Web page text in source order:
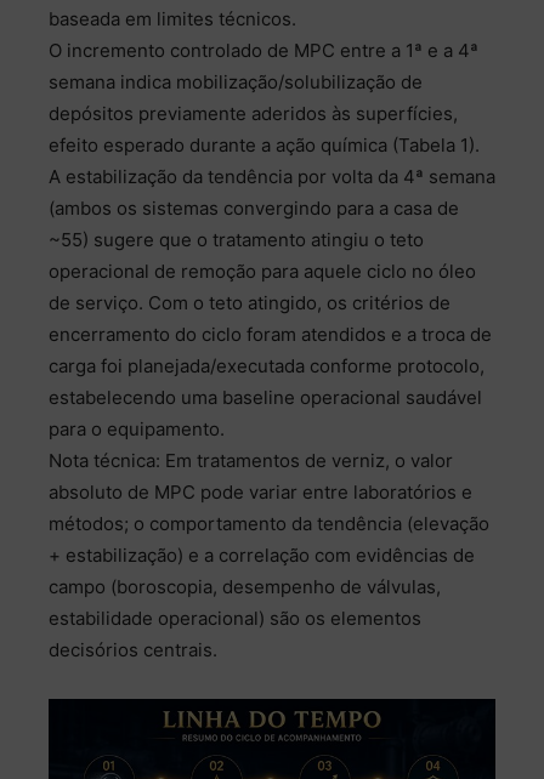
baseada em limites técnicos.
O incremento controlado de MPC entre a 1ª e a 4ª
semana indica mobilização/solubilização de
depósitos previamente aderidos às superfícies,
efeito esperado durante a ação química (Tabela 1).
A estabilização da tendência por volta da 4ª semana
(ambos os sistemas convergindo para a casa de
~55) sugere que o tratamento atingiu o teto
operacional de remoção para aquele ciclo no óleo
de serviço. Com o teto atingido, os critérios de
encerramento do ciclo foram atendidos e a troca de
carga foi planejada/executada conforme protocolo,
estabelecendo uma baseline operacional saudável
para o equipamento.
Nota técnica: Em tratamentos de verniz, o valor
absoluto de MPC pode variar entre laboratórios e
métodos; o comportamento da tendência (elevação
+ estabilização) e a correlação com evidências de
campo (boroscopia, desempenho de válvulas,
estabilidade operacional) são os elementos
decisórios centrais.